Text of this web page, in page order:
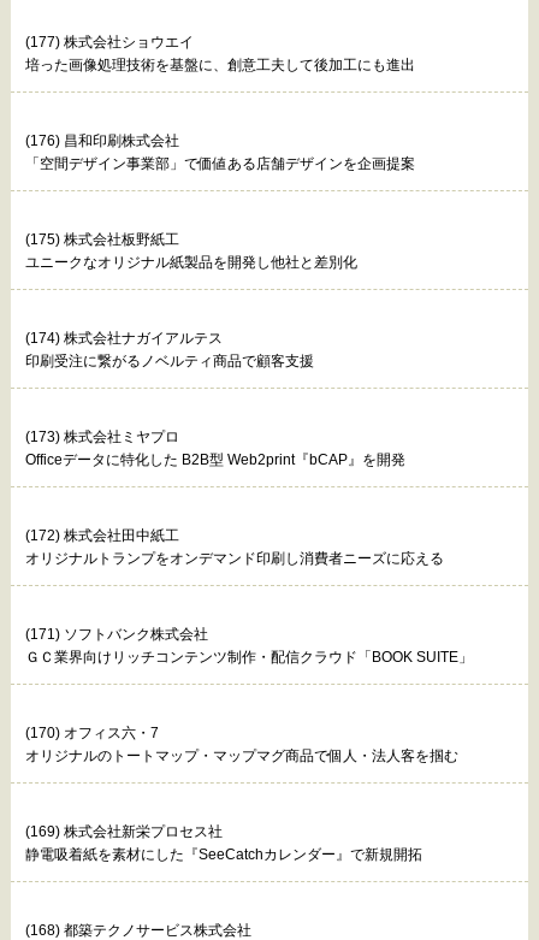
(177) 株式会社ショウエイ
培った画像処理技術を基盤に、創意工夫して後加工にも進出
(176) 昌和印刷株式会社
「空間デザイン事業部」で価値ある店舗デザインを企画提案
(175) 株式会社板野紙工
ユニークなオリジナル紙製品を開発し他社と差別化
(174) 株式会社ナガイアルテス
印刷受注に繋がるノベルティ商品で顧客支援
(173) 株式会社ミヤプロ
Officeデータに特化した B2B型 Web2print『bCAP』を開発
(172) 株式会社田中紙工
オリジナルトランプをオンデマンド印刷し消費者ニーズに応える
(171) ソフトバンク株式会社
ＧＣ業界向けリッチコンテンツ制作・配信クラウド「BOOK SUITE」
(170) オフィス六・7
オリジナルのトートマップ・マップマグ商品で個人・法人客を掴む
(169) 株式会社新栄プロセス社
静電吸着紙を素材にした『SeeCatchカレンダー』で新規開拓
(168) 都築テクノサービス株式会社